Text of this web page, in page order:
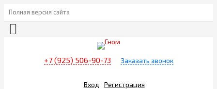
Полная версия сайта
+7 (925) 506-90-73 Заказать звонок
Вход Регистрация